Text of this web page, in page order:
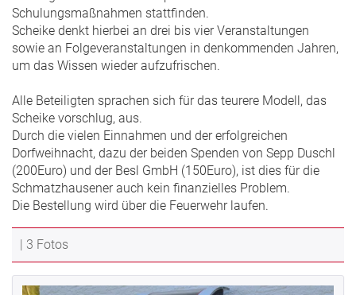
Schulungsmaßnahmen stattfinden.
Scheike denkt hierbei an drei bis vier Veranstaltungen
sowie an Folgeveranstaltungen in denkommenden Jahren,
um das Wissen wieder aufzufrischen.
Alle Beteiligten sprachen sich für das teurere Modell, das
Scheike vorschlug, aus.
Durch die vielen Einnahmen und der erfolgreichen
Dorfweihnacht, dazu der beiden Spenden von Sepp Duschl
(200Euro) und der Besl GmbH (150Euro), ist dies für die
Schmatzhausener auch kein finanzielles Problem.
Die Bestellung wird über die Feuerwehr laufen.
| 3 Fotos